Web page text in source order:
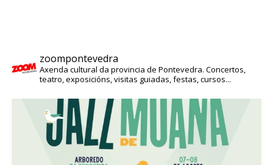
zoompontevedra
Axenda cultural da provincia de Pontevedra. Concertos,
teatro, exposicións, visitas guiadas, festas, cursos...